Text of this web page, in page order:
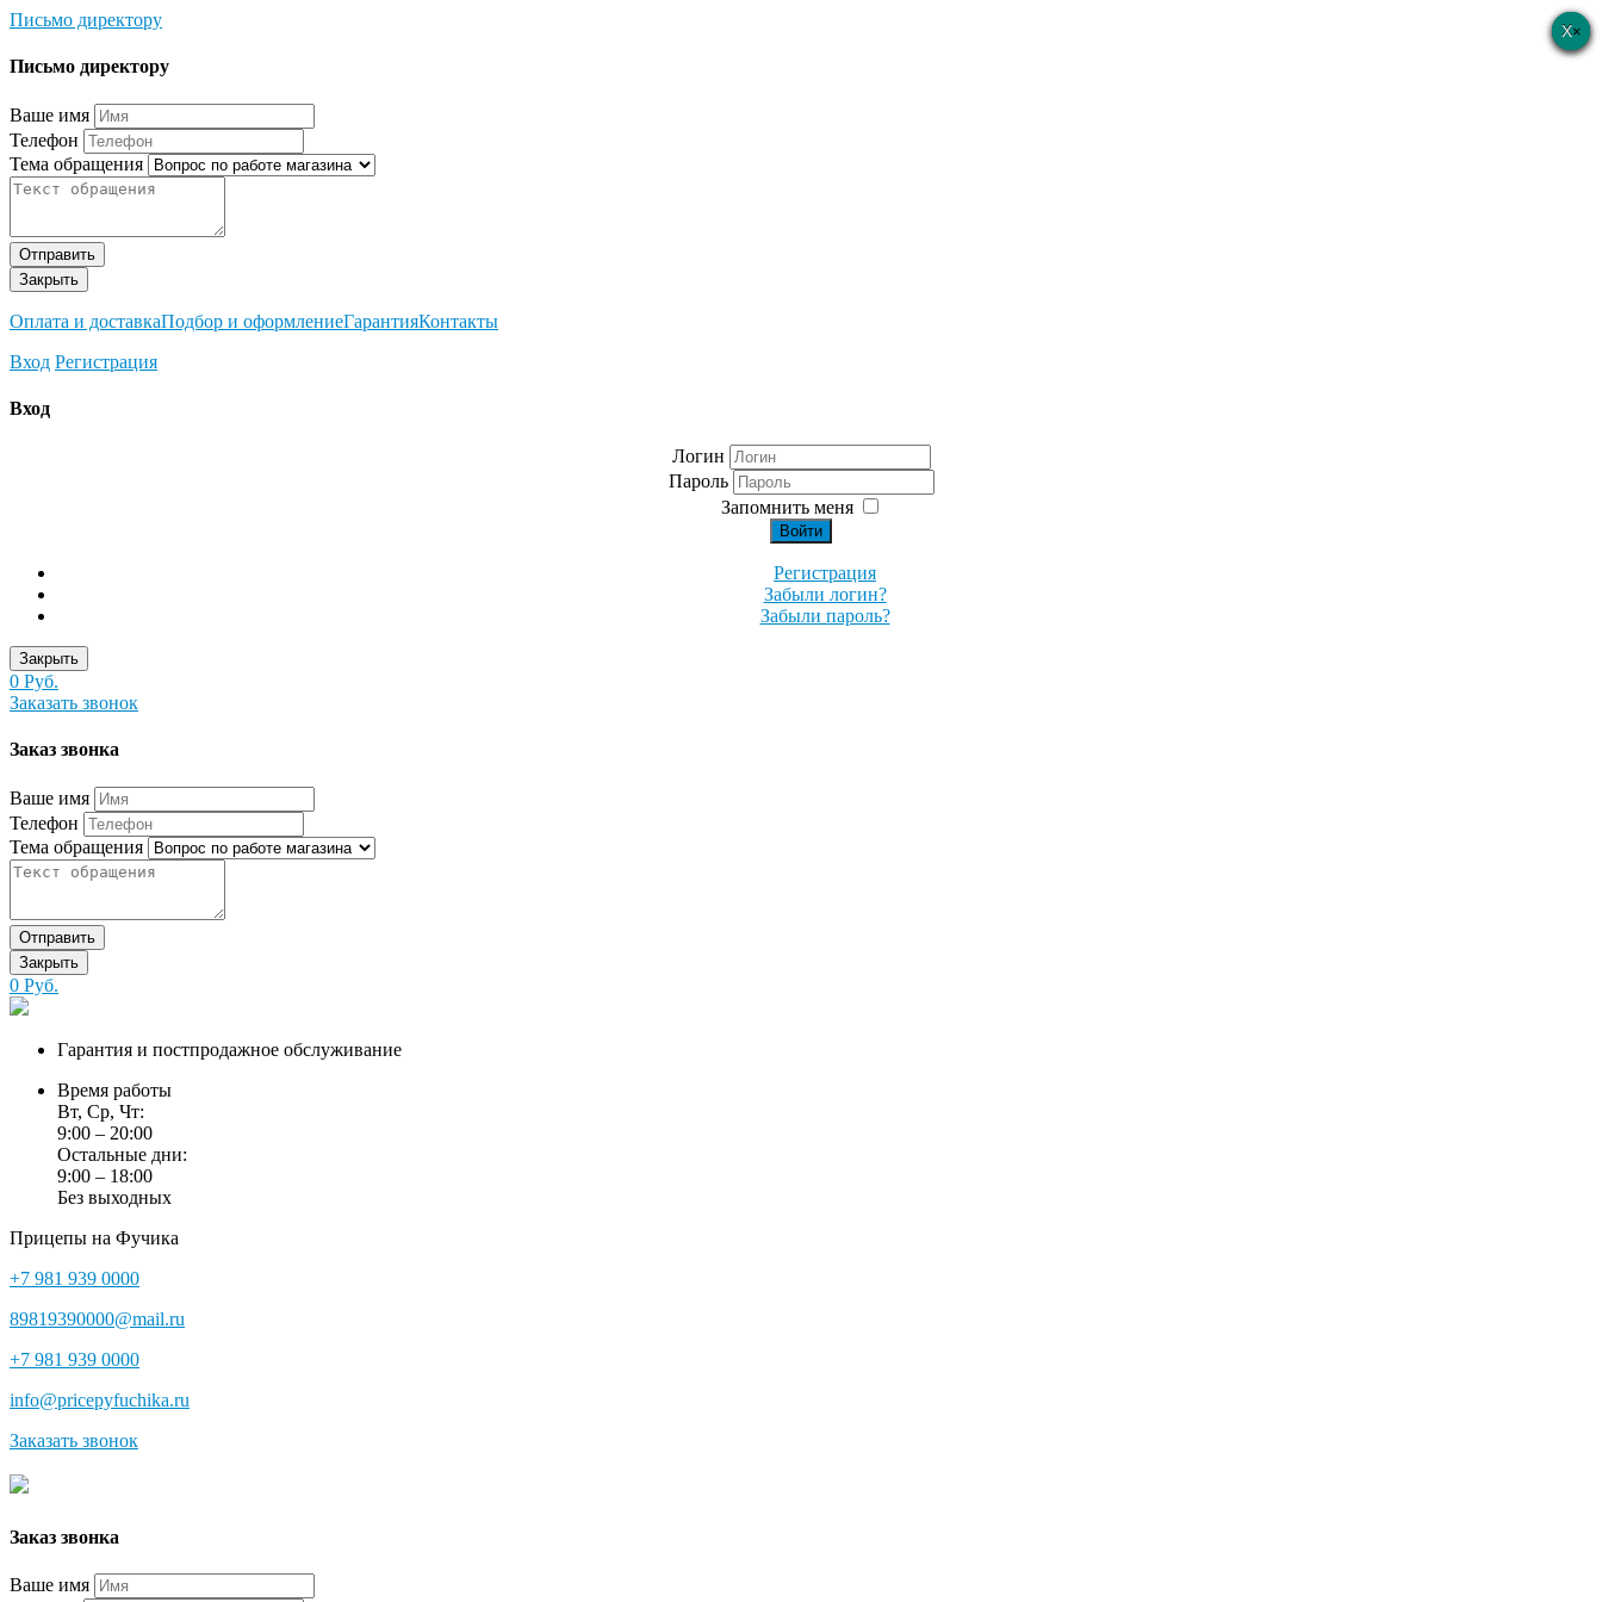
Письмо директору
×
Письмо директору
Ваше имя
Телефон
Тема обращения
Отправить
Закрыть
Оплата и доставкаПодбор и оформлениеГарантияКонтакты
Вход Регистрация
×
Вход
Логин
Пароль
Запомнить меня
Войти
Регистрация
Забыли логин?
Забыли пароль?
Закрыть
0 Руб.
Заказать звонок
×
Заказ звонка
Ваше имя
Телефон
Тема обращения
Отправить
Закрыть
0 Руб.
Гарантия и постпродажное обслуживание
Время работы
Вт, Ср, Чт:
9:00 – 20:00
Остальные дни:
9:00 – 18:00
Без выходных
Прицепы на Фучика
+7 981 939 0000
89819390000@mail.ru
+7 981 939 0000
info@pricepyfuchika.ru
Заказать звонок
×
Заказ звонка
Ваше имя
×